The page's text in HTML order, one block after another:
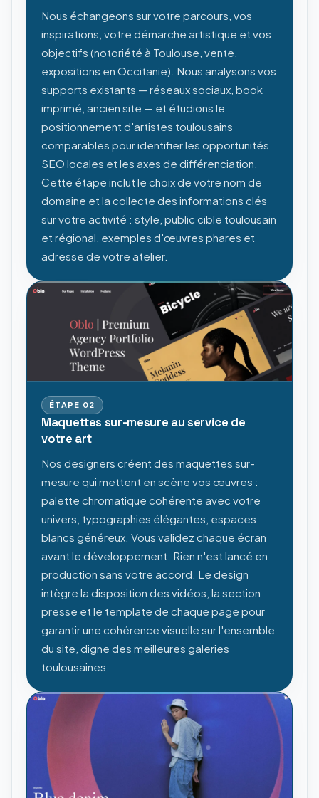
Nous échangeons sur votre parcours, vos
inspirations, votre démarche artistique et vos
objectifs (notoriété à Toulouse, vente,
expositions en Occitanie). Nous analysons vos
supports existants — réseaux sociaux, book
imprimé, ancien site — et étudions le
positionnement d'artistes toulousains
comparables pour identifier les opportunités
SEO locales et les axes de différenciation.
Cette étape inclut le choix de votre nom de
domaine et la collecte des informations clés
sur votre activité : style, public cible toulousain
et régional, exemples d'œuvres phares et
adresse de votre atelier.
ÉTAPE 02
Maquettes sur-mesure au service de
votre art
Nos designers créent des maquettes sur-
mesure qui mettent en scène vos œuvres :
palette chromatique cohérente avec votre
univers, typographies élégantes, espaces
blancs généreux. Vous validez chaque écran
avant le développement. Rien n'est lancé en
production sans votre accord. Le design
intègre la disposition des vidéos, la section
presse et le template de chaque page pour
garantir une cohérence visuelle sur l'ensemble
du site, digne des meilleures galeries
toulousaines.